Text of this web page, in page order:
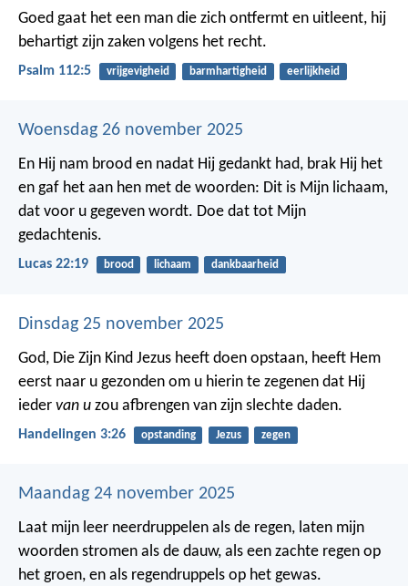
Goed gaat het een man die zich ontfermt en uitleent, hij
behartigt zijn zaken volgens het recht.
Psalm 112:5 vrijgevigheid barmhartigheid eerlijkheid
Woensdag 26 november 2025
En Hij nam brood en nadat Hij gedankt had, brak Hij het
en gaf het aan hen met de woorden: Dit is Mijn lichaam,
dat voor u gegeven wordt. Doe dat tot Mijn
gedachtenis.
Lucas 22:19 brood lichaam dankbaarheid
Dinsdag 25 november 2025
God, Die Zijn Kind Jezus heeft doen opstaan, heeft Hem
eerst naar u gezonden om u hierin te zegenen dat Hij
ieder van u zou afbrengen van zijn slechte daden.
Handelingen 3:26 opstanding Jezus zegen
Maandag 24 november 2025
Laat mijn leer neerdruppelen als de regen, laten mijn
woorden stromen als de dauw, als een zachte regen op
het groen, en als regendruppels op het gewas.